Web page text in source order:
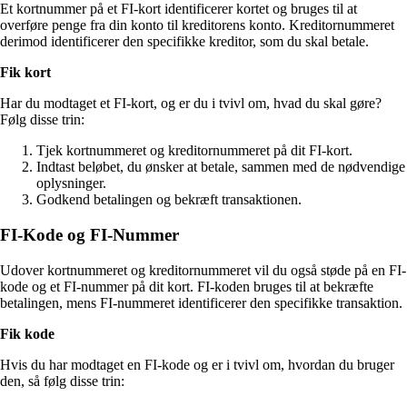
Et kortnummer på et FI-kort identificerer kortet og bruges til at
overføre penge fra din konto til kreditorens konto. Kreditornummeret
derimod identificerer den specifikke kreditor, som du skal betale.
Fik kort
Har du modtaget et FI-kort, og er du i tvivl om, hvad du skal gøre?
Følg disse trin:
Tjek kortnummeret og kreditornummeret på dit FI-kort.
Indtast beløbet, du ønsker at betale, sammen med de nødvendige
oplysninger.
Godkend betalingen og bekræft transaktionen.
FI-Kode og FI-Nummer
Udover kortnummeret og kreditornummeret vil du også støde på en FI-
kode og et FI-nummer på dit kort. FI-koden bruges til at bekræfte
betalingen, mens FI-nummeret identificerer den specifikke transaktion.
Fik kode
Hvis du har modtaget en FI-kode og er i tvivl om, hvordan du bruger
den, så følg disse trin: